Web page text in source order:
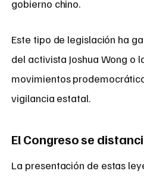
gobierno chino.
Este tipo de legislación ha
del activista Joshua Wong o
movimientos
vigilancia estatal.
El Congreso se
La presentación de estas